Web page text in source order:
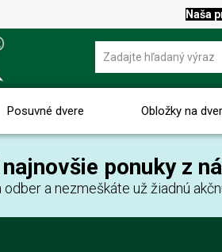
Naša
Posuvné dvere Obložky na
ponuky z
a nezmeškáte už žiadnú